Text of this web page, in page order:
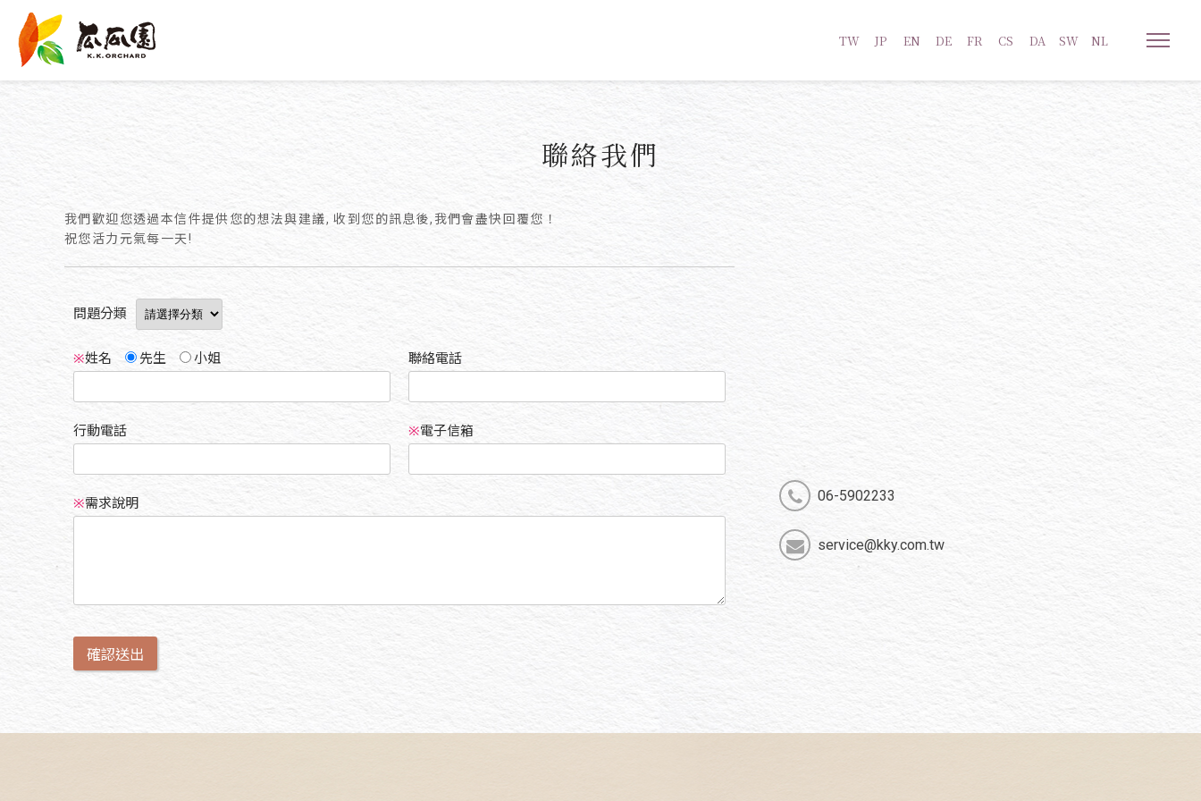
TW JP EN DE FR CS DA SW NL
聯絡我們
我們歡迎您透過本信件提供您的想法與建議, 收到您的訊息後,我們會盡快回覆您！
祝您活力元氣每一天!
問題分類
※姓名 先生 小姐 聯絡電話
行動電話 ※電子信箱
※需求說明
確認送出
06-5902233
service@kky.com.tw